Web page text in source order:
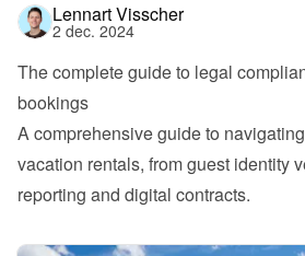
Lennart Visscher
2 dec. 2024
The complete guide to legal
bookings
A comprehensive guide to
vacation rentals, from guest identity
reporting and digital contracts.